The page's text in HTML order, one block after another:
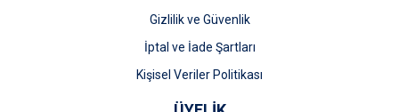
Gizlilik ve Güvenlik
İptal ve İade Şartları
Kişisel Veriler Politikası